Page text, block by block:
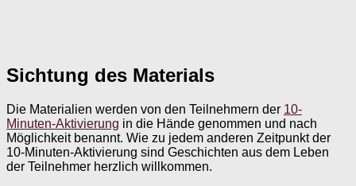
Sichtung des Materials
Die Materialien werden von den Teilnehmern der 10-
Minuten-Aktivierung in die Hände genommen und nach
Möglichkeit benannt. Wie zu jedem anderen Zeitpunkt der
10-Minuten-Aktivierung sind Geschichten aus dem Leben
der Teilnehmer herzlich willkommen.